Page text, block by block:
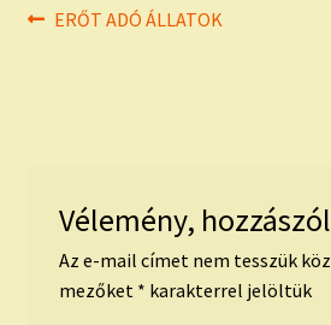
Bejegyzés
Previous
ERŐT ADÓ ÁLLATOK
Vélemény,
Az e-mail címet nem tesszük
mezőket * karakterrel jelöltük